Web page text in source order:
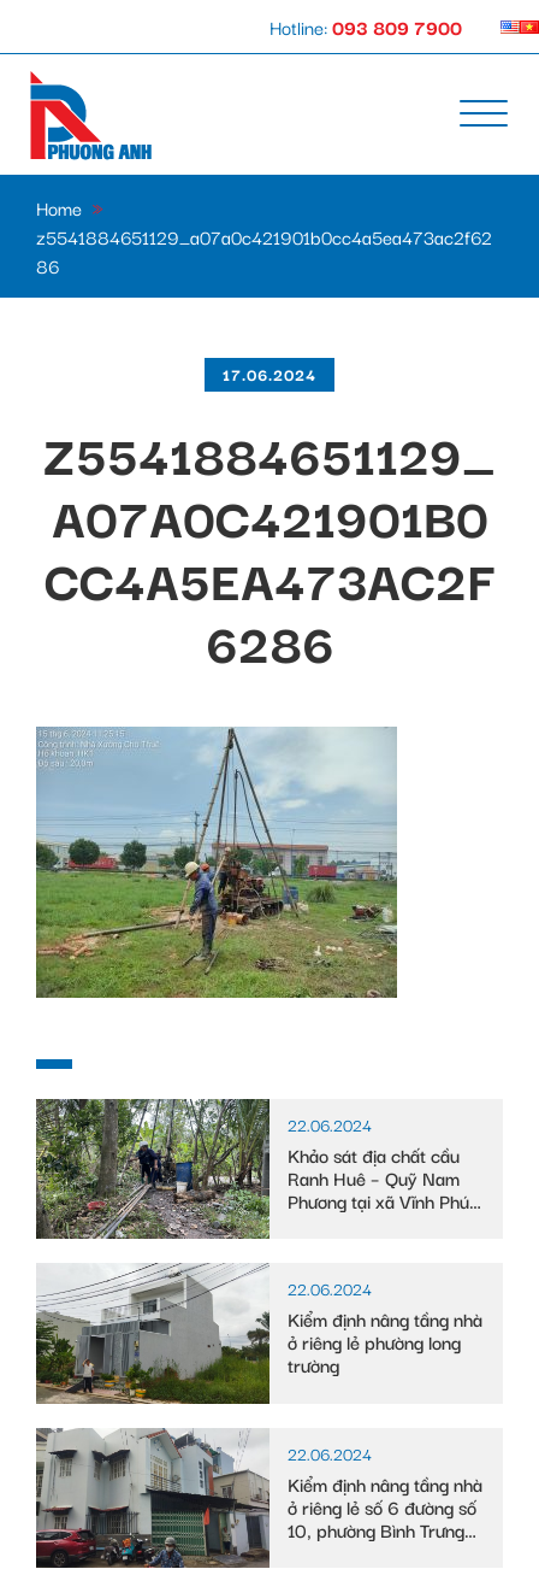
Hotline:093 809 7900
Home »
z5541884651129_a07a0c421901b0cc4a5ea473ac2f62
86
17.06.2024
Z5541884651129_
A07A0C421901B0
CC4A5EA473AC2F
6286
22.06.2024
Khảo sát địa chất cầu
Ranh Huê – Quỹ Nam
Phương tại xã Vĩnh Phú
22.06.2024
Kiểm định nâng tầng nhà
ở riêng lẻ phường long
trường
22.06.2024
Kiểm định nâng tầng nhà
ở riêng lẻ số 6 đường số
10, phường Bình Trưng